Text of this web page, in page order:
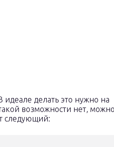
делать это нужно на
возможности нет, можно
следующий: